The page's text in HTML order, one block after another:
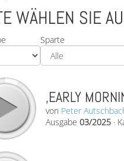
WÄHLEN SIE
Sparte
‚EARLY
von Peter
Ausgabe 03/2025 ·